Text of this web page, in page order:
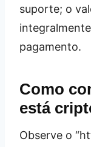
suporte; o
pagamento.
Como
está
Observe o